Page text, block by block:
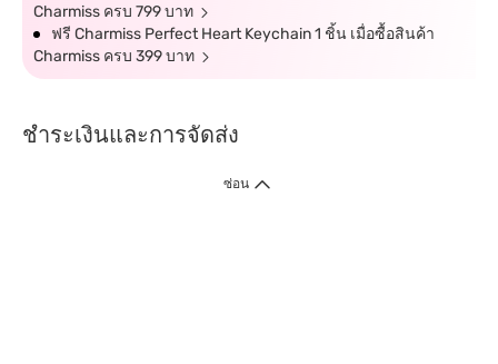
Charmiss ครบ 799 บาท
ฟรี Charmiss Perfect Heart Keychain 1 ชิ้น เมื่อซื้อสินค้า
Charmiss ครบ 399 บาท
ชำระเงินและการจัดส่ง
ซ่อน